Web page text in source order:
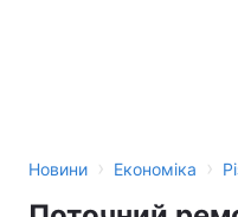
Новини › Економіка ›